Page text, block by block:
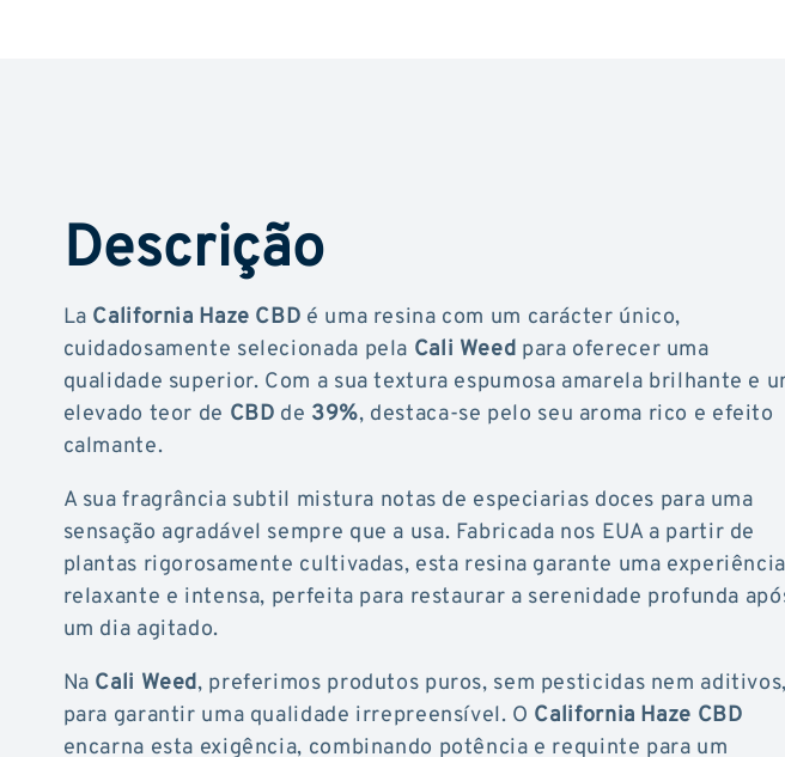
Descrição
La California Haze CBD é uma resina com um carácter único,
cuidadosamente selecionada pela Cali Weed para oferecer uma
qualidade superior. Com a sua textura espumosa amarela brilhante e
elevado teor de CBD de 39%, destaca-se pelo seu aroma rico e efeito
calmante.
A sua fragrância subtil mistura notas de especiarias doces para uma
sensação agradável sempre que a usa. Fabricada nos EUA a partir de
plantas rigorosamente cultivadas, esta resina garante uma experiência
relaxante e intensa, perfeita para restaurar a serenidade profunda
um dia agitado.
Na Cali Weed, preferimos produtos puros, sem pesticidas nem aditivos,
para garantir uma qualidade irrepreensível. O California Haze CBD
encarna esta exigência, combinando potência e requinte para um